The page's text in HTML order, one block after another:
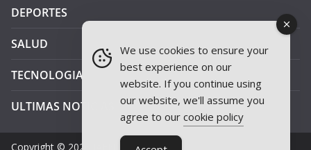
DEPORTES
SALUD
TECNOLOGIA
ULTIMAS NOTICIAS
Copyright © 2026 JAEN PLUS RADIO
We use cookies to ensure your
best experience on our
website. If you continue using
our website, we'll assume you
agree to our cookie policy